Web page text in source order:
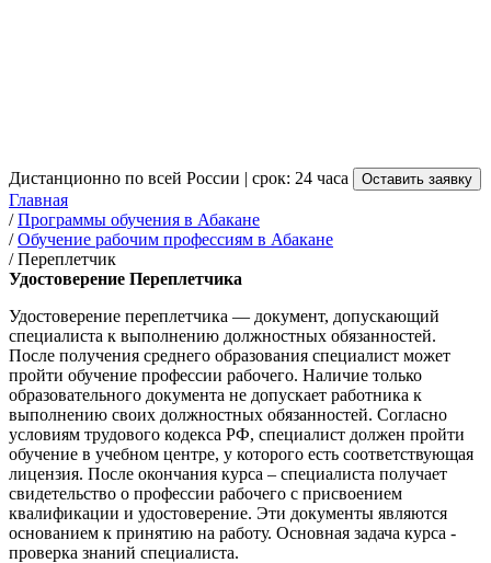
Дистанционно по всей России | срок: 24 часа Оставить заявку
Главная
/Программы обучения в Абакане
/Обучение рабочим профессиям в Абакане
/Переплетчик
Удостоверение Переплетчика
Удостоверение переплетчика — документ, допускающий
специалиста к выполнению должностных обязанностей.
После получения среднего образования специалист может
пройти обучение профессии рабочего. Наличие только
образовательного документа не допускает работника к
выполнению своих должностных обязанностей. Согласно
условиям трудового кодекса РФ, специалист должен пройти
обучение в учебном центре, у которого есть соответствующая
лицензия. После окончания курса – специалиста получает
свидетельство о профессии рабочего с присвоением
квалификации и удостоверение. Эти документы являются
основанием к принятию на работу. Основная задача курса -
проверка знаний специалиста.